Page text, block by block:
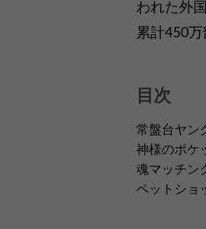
われた外
累計450
目次
常盤台ヤン
神様のポケ
魂マッチン
ペットショ